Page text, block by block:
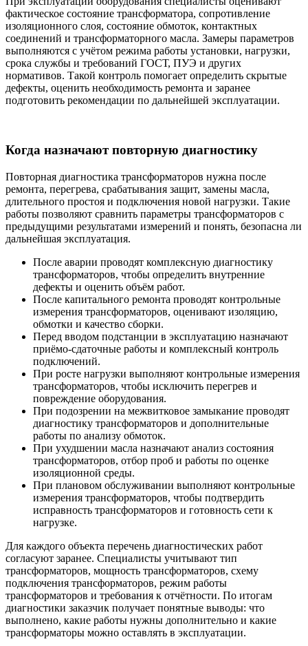
фактическое состояние трансформатора, сопротивление
изоляционного слоя, состояние обмоток, контактных
соединений и трансформаторного масла. Замеры параметров
выполняются с учётом режима работы установки, нагрузки,
срока службы и требований ГОСТ, ПУЭ и других
нормативов. Такой контроль помогает определить скрытые
дефекты, оценить необходимость ремонта и заранее
подготовить рекомендации по дальнейшей эксплуатации.
Когда назначают повторную диагностику
Повторная диагностика трансформаторов нужна после
ремонта, перегрева, срабатывания защит, замены масла,
длительного простоя и подключения новой нагрузки. Такие
работы позволяют сравнить параметры трансформаторов с
предыдущими результатами измерений и понять, безопасна ли
дальнейшая эксплуатация.
После аварии проводят комплексную диагностику
трансформаторов, чтобы определить внутренние
дефекты и оценить объём работ.
После капитального ремонта проводят контрольные
измерения трансформаторов, оценивают изоляцию,
обмотки и качество сборки.
Перед вводом подстанции в эксплуатацию назначают
приёмо-сдаточные работы и комплексный контроль
подключений.
При росте нагрузки выполняют контрольные измерения
трансформаторов, чтобы исключить перегрев и
повреждение оборудования.
При подозрении на межвитковое замыкание проводят
диагностику трансформаторов и дополнительные
работы по анализу обмоток.
При ухудшении масла назначают анализ состояния
трансформаторов, отбор проб и работы по оценке
изоляционной среды.
При плановом обслуживании выполняют контрольные
измерения трансформаторов, чтобы подтвердить
исправность трансформаторов и готовность сети к
нагрузке.
Для каждого объекта перечень диагностических работ
согласуют заранее. Специалисты учитывают тип
трансформаторов, мощность трансформаторов, схему
подключения трансформаторов, режим работы
трансформаторов и требования к отчётности. По итогам
диагностики заказчик получает понятные выводы: что
выполнено, какие работы нужны дополнительно и какие
трансформаторы можно оставлять в эксплуатации.